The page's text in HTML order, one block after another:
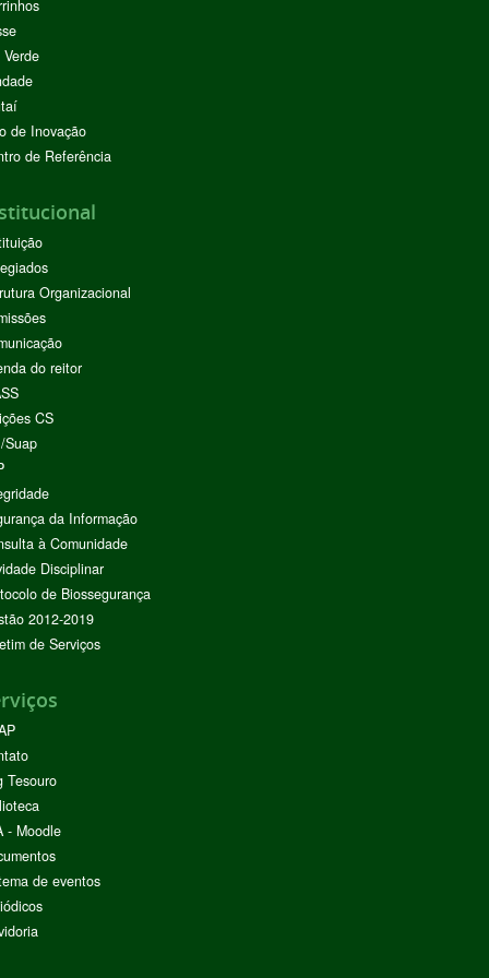
de Inovação
de Referência
Organizacional
do reitor
CS
Suap
da Informação
à Comunidade
Disciplinar
de Biossegurança
2012-2019
de Serviços
Tesouro
- Moodle
de eventos